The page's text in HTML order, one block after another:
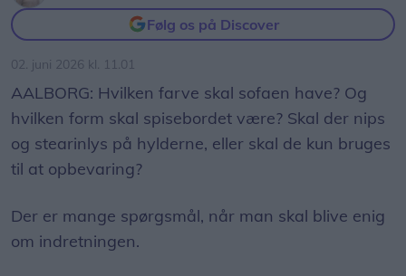
Følg os på Discover
02. juni 2026 kl. 11.01
AALBORG: Hvilken farve skal sofaen have? Og
hvilken form skal spisebordet være? Skal der nips
og stearinlys på hylderne, eller skal de kun bruges
til at opbevaring?
Der er mange spørgsmål, når man skal blive enig
om indretningen.